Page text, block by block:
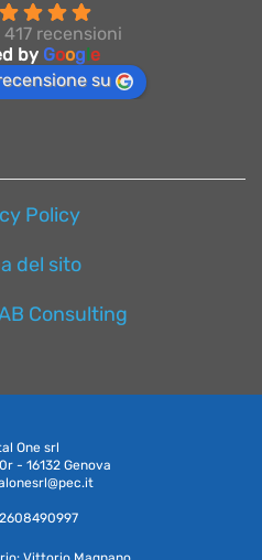
recensioni
by Google
su
Policy
del sito
Consulting
One srl
- 16132 Genova